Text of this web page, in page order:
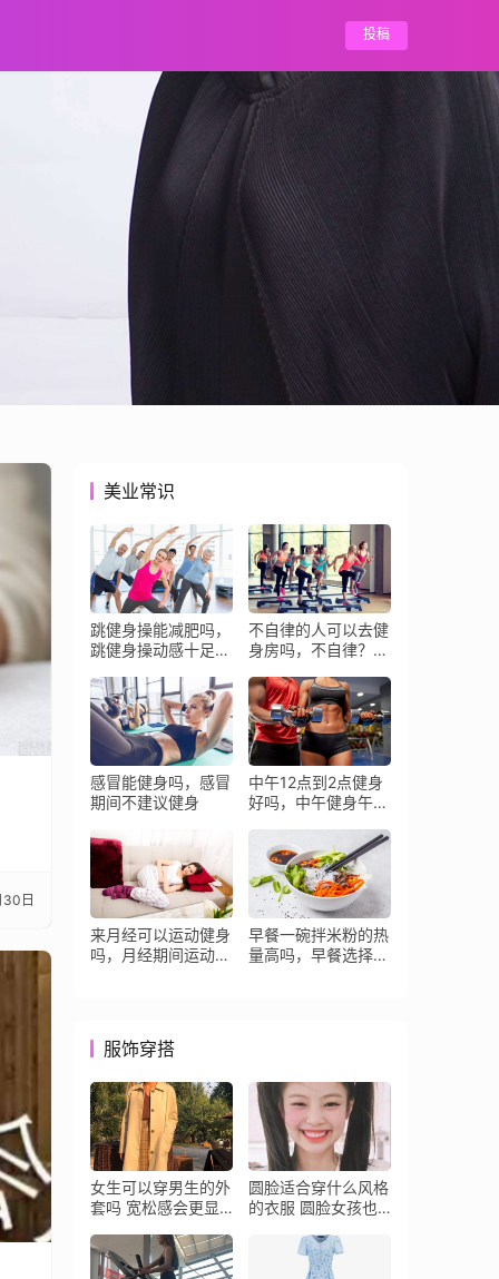
投稿
30日
美业常识
跳健身操能减肥吗，
跳健身操动感十足的
不自律的人可以去健
身房吗，不自律？没
你！
感冒能健身吗，感冒
期间不建议健身
中午12点到2点健身
好吗，中午健身午后
来月经可以运动健身
吗，月经期间运动健
早餐一碗拌米粉的热
量高吗，早餐选择拌
服饰穿搭
女生可以穿男生的外
套吗 宽松感会更显
圆脸适合穿什么风格
的衣服 圆脸女孩也